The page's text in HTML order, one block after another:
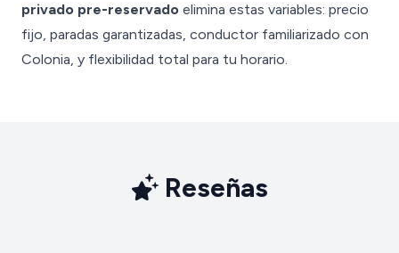
privado pre-reservado elimina estas variables: precio
fijo, paradas garantizadas, conductor familiarizado con
Colonia, y flexibilidad total para tu horario.
Reseñas